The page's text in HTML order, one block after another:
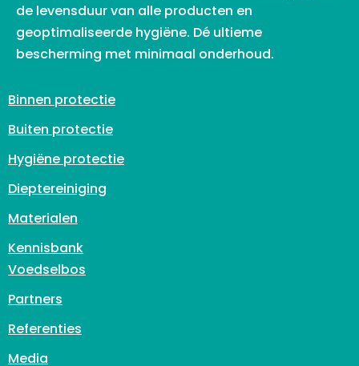
de levensduur van alle producten en
geoptimaliseerde hygiëne. Dé ultieme
bescherming met minimaal onderhoud.
Binnen protectie
Buiten protectie
Hygiëne protectie
Dieptereiniging
Materialen
Kennisbank
Voedselbos
Partners
Referenties
Media